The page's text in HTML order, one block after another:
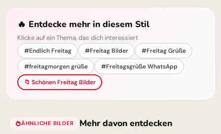
🔥 Entdecke mehr in diesem Stil
Klicke auf ein Thema, das dich interessiert
#Endlich Freitag #Freitag Bilder
#Freitag Grüße
#freitagmorgen grüße
#Freitagsgrüße WhatsApp
📁 Schönen Freitag Bilder
ÄHNLICHE BILDER Mehr davon entdecken